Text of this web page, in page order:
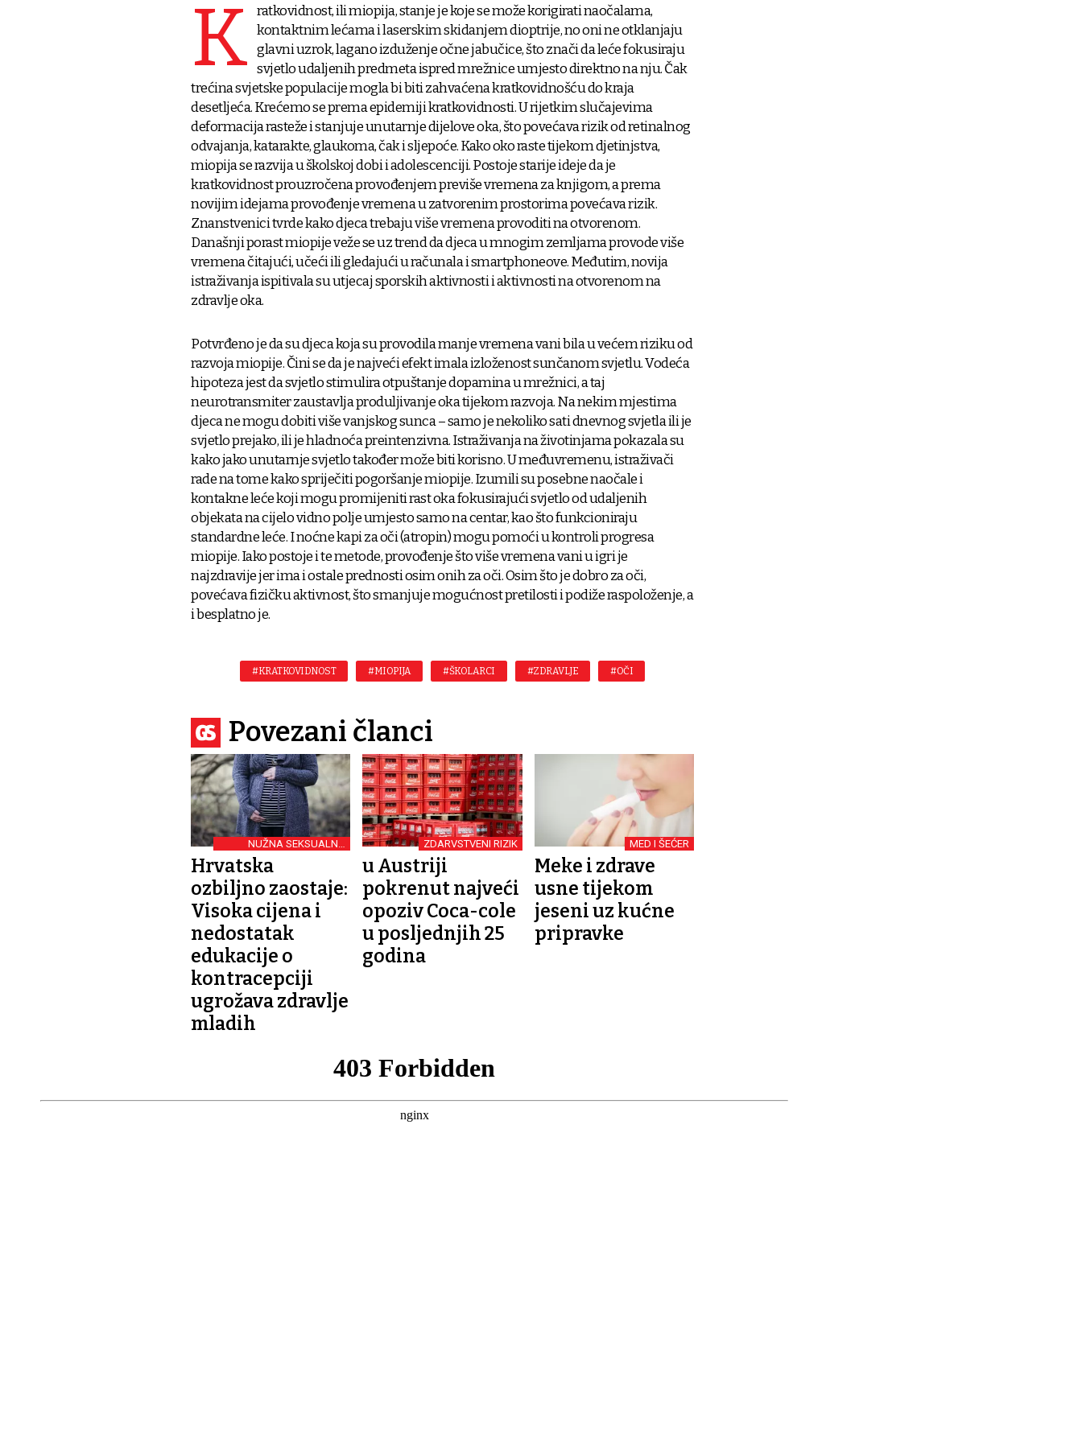
K ratkovidnost, ili miopija, stanje je koje se može korigirati naočalama,
kontaktnim lećama i laserskim skidanjem dioptrije, no oni ne otklanjaju
glavni uzrok, lagano izduženje očne jabučice, što znači da leće fokusiraju
svjetlo udaljenih predmeta ispred mrežnice umjesto direktno na nju. Čak
trećina svjetske populacije mogla bi biti zahvaćena kratkovidnošću do kraja
desetljeća. Krećemo se prema epidemiji kratkovidnosti. U rijetkim slučajevima
deformacija rasteže i stanjuje unutarnje dijelove oka, što povećava rizik od retinalnog
odvajanja, katarakte, glaukoma, čak i sljepoće. Kako oko raste tijekom djetinjstva,
miopija se razvija u školskoj dobi i adolescenciji. Postoje starije ideje da je
kratkovidnost prouzročena provođenjem previše vremena za knjigom, a prema
novijim idejama provođenje vremena u zatvorenim prostorima povećava rizik.
Znanstvenici tvrde kako djeca trebaju više vremena provoditi na otvorenom.
Današnji porast miopije veže se uz trend da djeca u mnogim zemljama provode više
vremena čitajući, učeći ili gledajući u računala i smartphoneove. Međutim, novija
istraživanja ispitivala su utjecaj sporskih aktivnosti i aktivnosti na otvorenom na
zdravlje oka.
Potvrđeno je da su djeca koja su provodila manje vremena vani bila u većem riziku od
razvoja miopije. Čini se da je najveći efekt imala izloženost sunčanom svjetlu. Vodeća
hipoteza jest da svjetlo stimulira otpuštanje dopamina u mrežnici, a taj
neurotransmiter zaustavlja produljivanje oka tijekom razvoja. Na nekim mjestima
djeca ne mogu dobiti više vanjskog sunca – samo je nekoliko sati dnevnog svjetla ili je
svjetlo prejako, ili je hladnoća preintenzivna. Istraživanja na životinjama pokazala su
kako jako unutarnje svjetlo također može biti korisno. U međuvremenu, istraživači
rade na tome kako spriječiti pogoršanje miopije. Izumili su posebne naočale i
kontakne leće koji mogu promijeniti rast oka fokusirajući svjetlo od udaljenih
objekata na cijelo vidno polje umjesto samo na centar, kao što funkcioniraju
standardne leće. I noćne kapi za oči (atropin) mogu pomoći u kontroli progresa
miopije. Iako postoje i te metode, provođenje što više vremena vani u igri je
najzdravije jer ima i ostale prednosti osim onih za oči. Osim što je dobro za oči,
povećava fizičku aktivnost, što smanjuje mogućnost pretilosti i podiže raspoloženje, a
i besplatno je.
#KRATKOVIDNOST #MIOPIJA #ŠKOLARCI #ZDRAVLJE #OČI
Povezani članci
NUŽNA SEKSUALNA
EDUKACIJA
Hrvatska
ozbiljno zaostaje:
Visoka cijena i
nedostatak
edukacije o
kontracepciji
ugrožava zdravlje
mladih
ZDARVSTVENI RIZIK
u Austriji
pokrenut najveći
opoziv Coca-cole
u posljednjih 25
godina
MED I ŠEĆER
Meke i zdrave
usne tijekom
jeseni uz kućne
pripravke